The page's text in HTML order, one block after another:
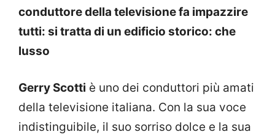
conduttore della televisione fa impazzire
tutti: si tratta di un edificio storico: che
lusso
Gerry Scotti è uno dei conduttori più amati
della televisione italiana. Con la sua voce
indistinguibile, il suo sorriso dolce e la sua